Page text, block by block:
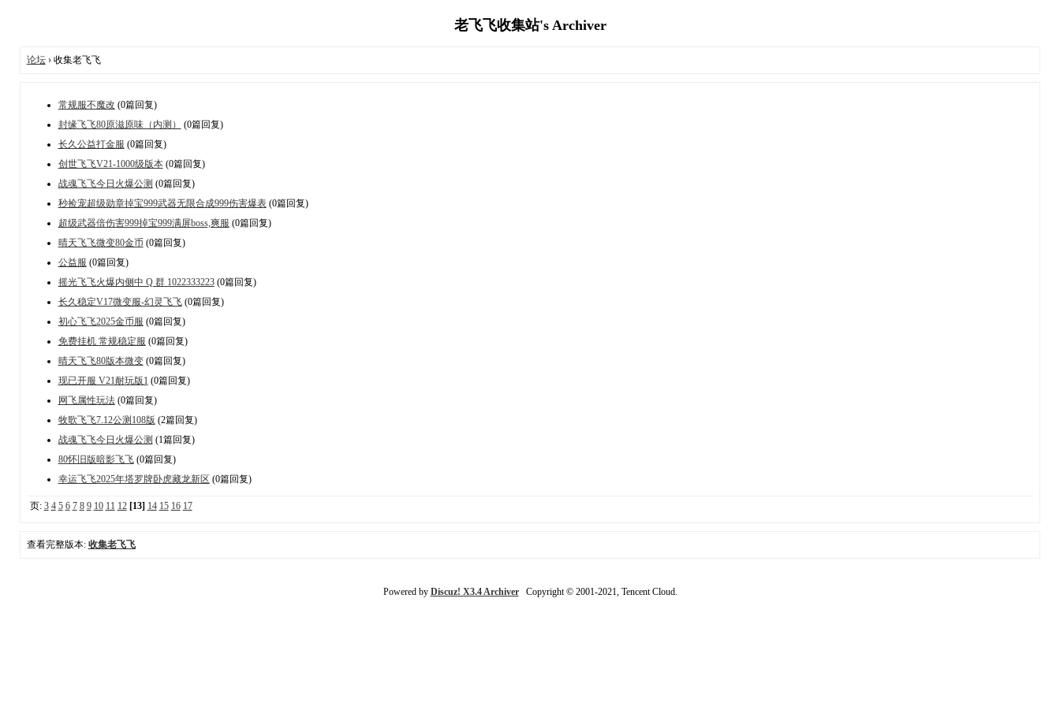
老飞飞收集站's Archiver
论坛› 收集老飞飞
常规服不魔改 (0篇回复)
封缘飞飞80原滋原味（内测）
(0篇回复)
长久公益打金服 (0篇回复)
创世飞飞V21-1000级版本(0篇回复)
战魂飞飞今日火爆公测 (0篇回复)
秒捡宠超级勋章掉宝999武器无限合成999伤害爆表(0篇回复)
超级武器倍伤害999掉宝999满屏boss,爽服 (0篇回复)
晴天飞飞微变80金币 (0篇回复)
公益服 (0篇回复)
摇光飞飞火爆内侧中 Q 群 1022333223(0篇回复)
长久稳定V17微变服-幻灵飞飞(0篇回复)
初心飞飞2025金币服 (0篇回复)
免费挂机 常规稳定服 (0篇回复)
晴天飞飞80版本微变(0篇回复)
现已开服 V21耐玩版1 (0篇回复)
网飞属性玩法(0篇回复)
牧歌飞飞7.12公测108版 (2篇回复)
战魂飞飞今日火爆公测 (1篇回复)
80怀旧版暗影飞飞(0篇回复)
幸运飞飞2025年塔罗牌卧虎藏龙新区 (0篇回复)
页: 3 4 5 6 7 8 9 10 11 12 [13] 14 15 16 17
查看完整版本: 收集老飞飞
Powered by Discuz! X3.4 ArchiverCopyright © 2001-2021, Tencent Cloud.